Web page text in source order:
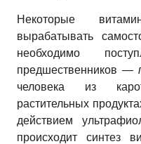
Некоторые
вырабатывать
необходимо
предшественников —
человека из
растительных
действием
происходит синтез